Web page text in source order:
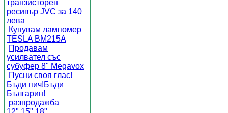
транзисторен
ресивър JVC за 140
лева
Купувам лампомер
TESLA BM215A
Продавам
усилвател със
субуфер 8" Megavox
Пусни своя глас!
Бъди пич!Бъди
Българин!
разпродажба